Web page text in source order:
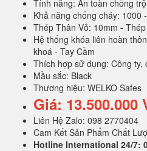
Tính năng: An toàn chống
Khả năng chống cháy: 1000
Thép Thân Vỏ: 10mm -
Hệ thống khóa liên hoàn
khoá - Tay Cầm
Thích hợp sử dụng: Công
Mầu sắc: Black
Thương hiệu: WELKO Safes
Giá: 13.500.000
Liên Hệ Zalo: 098 2770404
Cam Kết Sản Phẩm Chất
Hotline International 24/7: